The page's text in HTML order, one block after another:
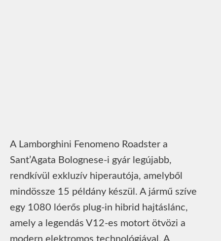
A Lamborghini Fenomeno Roadster a
Sant’Agata Bolognese-i gyár legújabb,
rendkívül exkluzív hiperautója, amelyből
mindössze 15 példány készül. A jármű szíve
egy 1080 lóerős plug-in hibrid hajtáslánc,
amely a legendás V12-es motort ötvözi a
modern elektromos technológiával. A